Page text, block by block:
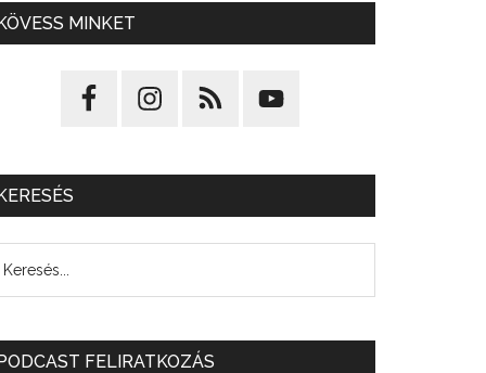
MINKET
FELIRATKOZÁS